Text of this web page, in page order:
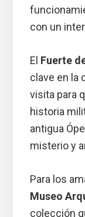
con un
El Fuerte
clave en la
visita para
historia
antigua
misterio y
Para los
Museo
colección